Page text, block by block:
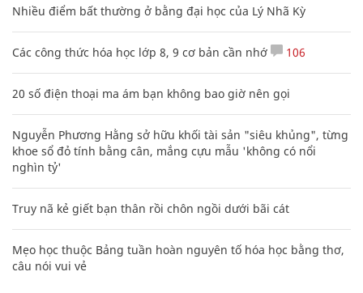
Nhiều điểm bất thường ở bằng đại học của Lý Nhã Kỳ
Các công thức hóa học lớp 8, 9 cơ bản cần nhớ 106
20 số điện thoại ma ám bạn không bao giờ nên gọi
Nguyễn Phương Hằng sở hữu khối tài sản "siêu khủng", từng
khoe sổ đỏ tính bằng cân, mắng cựu mẫu 'không có nổi
nghìn tỷ'
Truy nã kẻ giết bạn thân rồi chôn ngồi dưới bãi cát
Mẹo học thuộc Bảng tuần hoàn nguyên tố hóa học bằng thơ,
câu nói vui vẻ